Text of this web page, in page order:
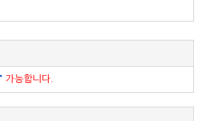
가능합니다.